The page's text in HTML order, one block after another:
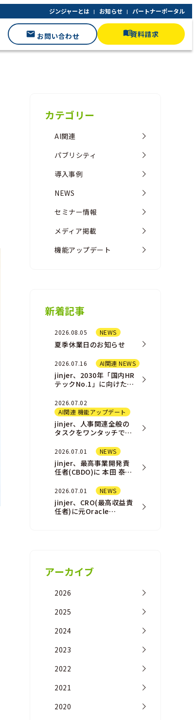
ジンジャーとは お知らせ パートナーポータル
お問い合わせ 資料請求
カテゴリー
AI関連
パブリシティ
導入事例
NEWS
セミナー情報
メディア掲載
機能アップデート
新着記事
2026.08.05 NEWS
夏季休業日のお知らせ
2026.07.16 AI関連 NEWS
jinjer、2030年「国内HR
テックNo.1」に向けた新
組織戦略を発表
2026.07.02
AI関連 機能アップデート
jinjer、人事関連全般の
タスクをワンタッチで完
Assistant（AIアシスタ
ント）」機能を一部ユ
ー…
2026.07.01 NEWS
jinjer、最高事業開発責
任者(CBDO)に 本田 泰佑
2026.07.01 NEWS
jinjer、CRO(最高収益責
任者)に元Oracle
アーカイブ
2026
2025
2024
2023
2022
2021
2020